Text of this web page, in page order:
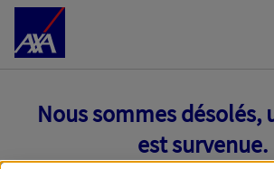
Accéder au Contenu
Nous sommes désolés,
est survenue.